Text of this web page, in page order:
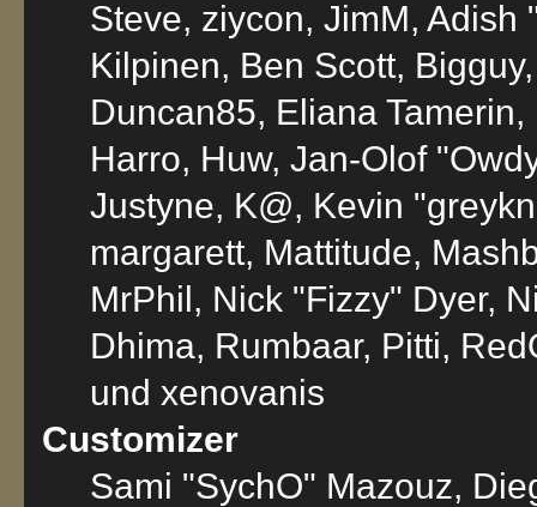
Steve, ziycon, JimM, Adish
Kilpinen, Ben Scott,
Duncan85, Eliana
Harro, Huw, Jan-Olof
Justyne, K@, Kevin
margarett, Mattitude,
MrPhil, Nick "Fizzy" Dyer,
Dhima, Rumbaar, Pitti,
und xenovanis
Customizer
Sami "SychO" Mazouz,